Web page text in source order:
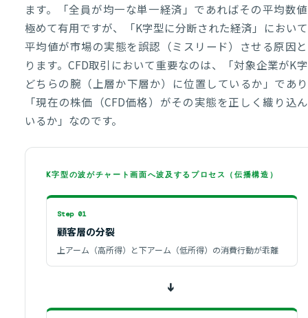
ます。「全員が均一な単一経済」であればその平均数
極めて有用ですが、「K字型に分断された経済」におい
平均値が市場の実態を誤認（ミスリード）させる原因
ります。CFD取引において重要なのは、「対象企業がK
どちらの腕（上層か下層か）に位置しているか」であ
「現在の株価（CFD価格）がその実態を正しく織り込
いるか」なのです。
K字型の波がチャート画面へ波及するプロセス（伝播構造）
Step 01
顧客層の分裂
上アーム（高所得）と下アーム（低所得）の消費行動が乖離
➔